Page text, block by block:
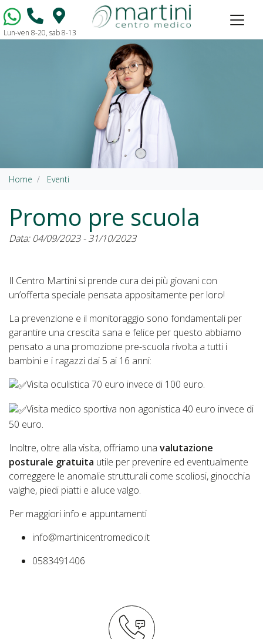
Lun-ven 8-20, sab 8-13
Home Eventi
Promo pre scuola
Data: 04/09/2023 - 31/10/2023
Il Centro Martini si prende cura dei più giovani con
un’offerta speciale pensata appositamente per loro!
La prevenzione e il monitoraggio sono fondamentali per
garantire una crescita sana e felice per questo abbiamo
pensato a una promozione pre-scuola rivolta a tutti i
bambini e i ragazzi dai 5 ai 16 anni:
Visita oculistica 70 euro invece di 100 euro.
Visita medico sportiva non agonistica 40 euro invece di
50 euro.
Inoltre, oltre alla visita, offriamo una valutazione
posturale gratuita utile per prevenire ed eventualmente
correggere le anomalie strutturali come scoliosi, ginocchia
valghe, piedi piatti e alluce valgo.
Per maggiori info e appuntamenti
info@martinicentromedico.it
0583491406